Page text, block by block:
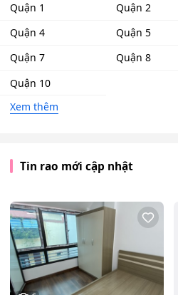
Quận 1 Quận 2
Quận 4
Quận 5
Quận 7
Quận 8
Quận 10
Xem thêm
Tin rao mới cập nhật